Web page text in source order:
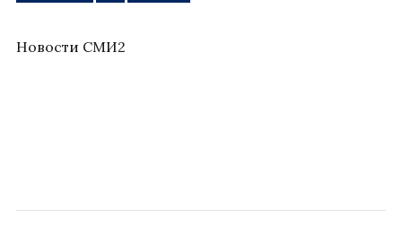
Новости СМИ2